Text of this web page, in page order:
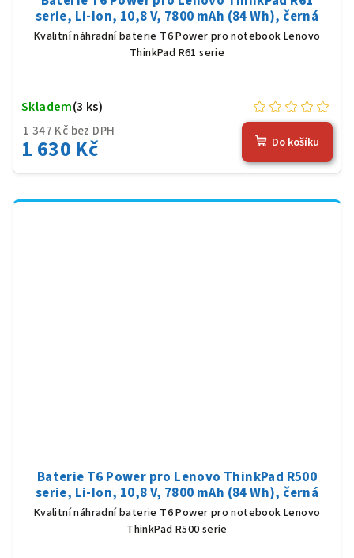
serie, Li-Ion, 10,8 V, 7800 mAh (84 Wh), černá
Kvalitní náhradní baterie T6 Power pro notebook Lenovo
ThinkPad R61 serie
1 347 Kč bez DPH
1 630 Kč
Skladem(3 ks)
Do košíku
Baterie T6 Power pro Lenovo ThinkPad R500
serie, Li-Ion, 10,8 V, 7800 mAh (84 Wh), černá
Kvalitní náhradní baterie T6 Power pro notebook Lenovo
ThinkPad R500 serie